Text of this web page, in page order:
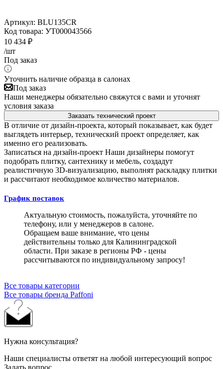
Артикул: BLU135CR
Код товара: УТ000043566
10 434 ₽
/шт
Под заказ
Уточнить наличие образца в салонах
Под заказ
Наши менеджеры обязательно свяжутся с вами и уточнят
условия заказа
Заказать технический проект
В отличие от дизайн-проекта, который показывает, как будет
выглядеть интерьер, технический проект определяет, как
именно его реализовать.
Записаться на дизайн-проект Наши дизайнеры помогут
подобрать плитку, сантехнику и мебель, создадут
реалистичную 3D-визуализацию, выполнят раскладку плитки
и рассчитают необходимое количество материалов.
График поставок
Актуальную стоимость, пожалуйста, уточняйте по
телефону, или у менеджеров в салоне.
Обращаем ваше внимание, что цены
действительны только для Калининградской
области. При заказе в регионы РФ - цены
рассчитываются по индивидуальному запросу!
Все товары категории
Все товары бренда Paffoni
Нужна консультация?
Наши специалисты ответят на любой интересующий вопрос
Задать вопрос